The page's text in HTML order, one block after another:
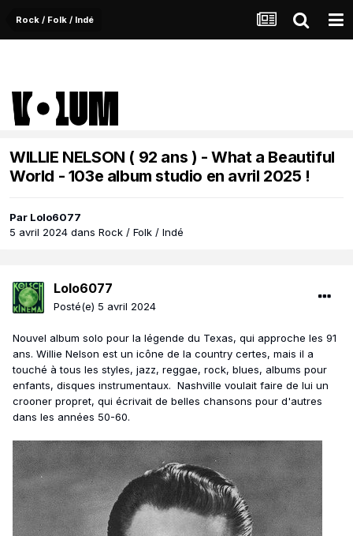
Rock / Folk / Indé
WILLIE NELSON ( 92 ans ) - What a Beautiful
World - 103e album studio en avril 2025 !
Par Lolo6077
5 avril 2024 dans Rock / Folk / Indé
Lolo6077
Posté(e) 5 avril 2024
Nouvel album solo pour la légende du Texas, qui approche les 91
ans. Willie Nelson est un icône de la country certes, mais il a
touché à tous les styles, jazz, reggae, rock, blues, albums pour
enfants, disques instrumentaux. Nashville voulait faire de lui un
crooner propret, qui écrivait de belles chansons pour d'autres
dans les années 50-60.